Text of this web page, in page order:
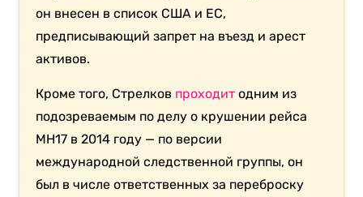
он внесен в список США и ЕС,
предписывающий запрет на въезд и арест
активов.
Кроме того, Стрелков проходит одним из
подозреваемым по делу о крушении рейса
MH17 в 2014 году — по версии
международной следственной группы, он
был в числе ответственных за переброску